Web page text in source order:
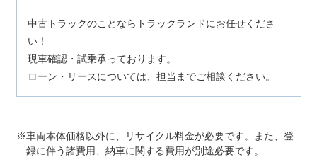
中古トラックのことならトラックランドにお任せくださ
い！
現車確認・試乗承っております。
ローン・リースについては、担当までご相談ください。
車両本体価格以外に、リサイクル料金が必要です。また、登
録に伴う諸費用、納車に関する費用が別途必要です。